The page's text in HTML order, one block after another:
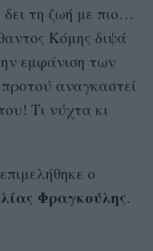
τη ζωή με πιο…
Κόμης διψά
εμφάνιση των
αναγκαστεί
Τι νύχτα κι
ο
Φραγκούλης.